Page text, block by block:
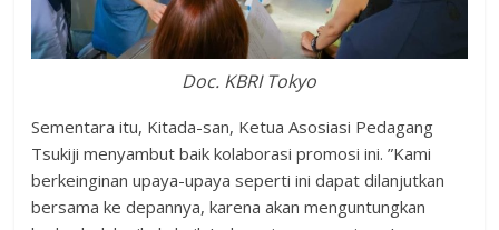
Doc. KBRI Tokyo
Sementara itu, Kitada-san, Ketua Asosiasi Pedagang
Tsukiji menyambut baik kolaborasi promosi ini. ”Kami
berkeinginan upaya-upaya seperti ini dapat dilanjutkan
bersama ke depannya, karena akan menguntungkan